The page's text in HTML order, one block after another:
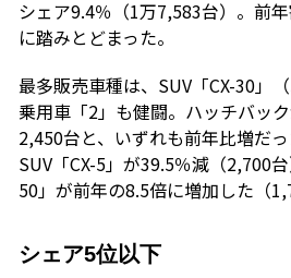
シェア9.4％（1万7,583台）。前
に踏みとどまった。
最多販売車種は、SUV「CX-30」
乗用車「2」も健闘。ハッチバッ
2,450台と、いずれも前年比増だっ
SUV「CX-5」が39.5％減（2,700
50」が前年の8.5倍に増加した（
シェア5位以下